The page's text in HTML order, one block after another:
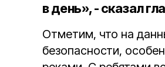
в день», - сказал
Отметим, что на
безопасности,